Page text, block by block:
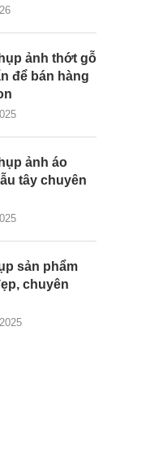
ảnh thớt gỗ
để bán hàng
ảnh áo
tây chuyên
sản phẩm
chuyên